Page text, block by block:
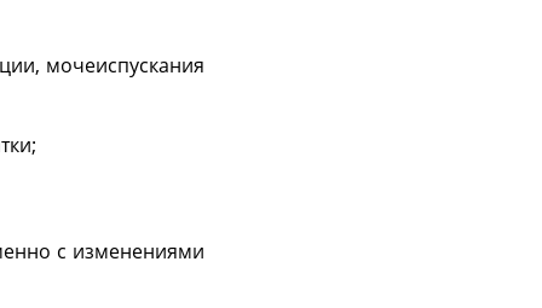
мочеиспускания
с изменениями